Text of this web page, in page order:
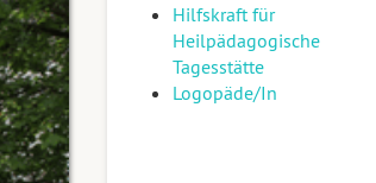
Hilfskraft für
Heilpädagogische
Tagesstätte
Logopäde/In